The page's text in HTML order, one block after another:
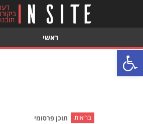
פתח סרגל נגישות
ראשי
בריאות תוכן פרסומי